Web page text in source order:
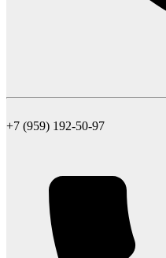
+7 (959) 192-50-97